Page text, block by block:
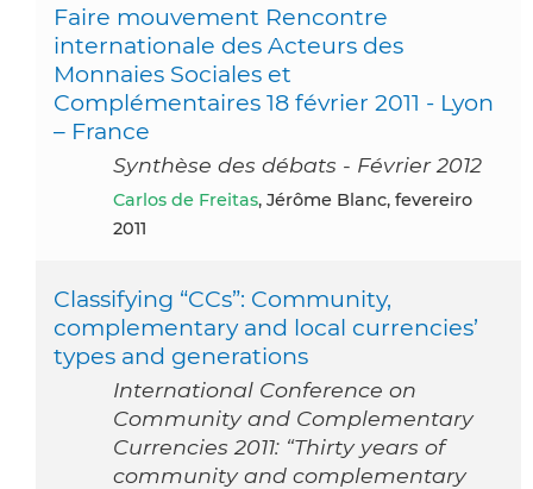
Faire mouvement Rencontre
internationale des Acteurs des
Monnaies Sociales et
Complémentaires 18 février 2011 - Lyon
– France
Synthèse des débats - Février 2012
Carlos de Freitas, Jérôme Blanc, fevereiro
2011
Classifying “CCs”: Community,
complementary and local currencies’
types and generations
International Conference on
Community and Complementary
Currencies 2011: “Thirty years of
community and complementary